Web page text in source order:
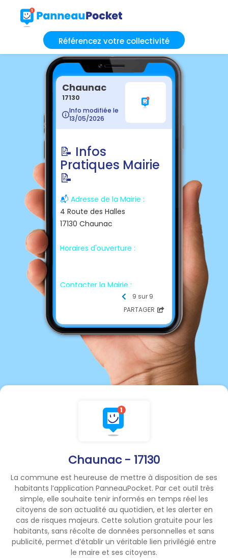
Référencez votre collectivité
Chaunac - 17130
La commune est heureuse de mettre à disposition de ses
habitants l’application PanneauPocket. Par cet outil très
simple, elle souhaite tenir informés en temps réel les
citoyens de son actualité au quotidien, et les alerter en
cas de risques majeurs. Cette solution gratuite pour les
habitants, sans récolte de données personnelles et sans
publicité, permet d’établir un véritable lien privilégié entre
le maire et ses citoyens.
Chaunac
17130
Info modifiée le
13/05/2026
📝 Infos
Pratiques Mairie
📝
📬 Adresse de la Mairie :
4 Route des Halles
17130 Chaunac
Horaires d'ouverture :
Contacter la Mairie :
📩 E-mail
mairie.chaunac@orange.fr
9 sur 9
PARTAGER